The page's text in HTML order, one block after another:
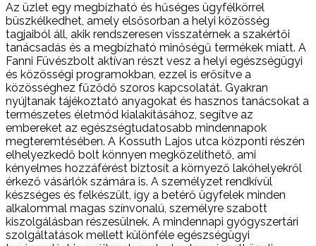
Az üzlet egy megbízható és hűséges ügyfélkörrel
büszkélkedhet, amely elsősorban a helyi közösség
tagjaiból áll, akik rendszeresen visszatérnek a szakértői
tanácsadás és a megbízható minőségű termékek miatt. A
Fanni Füvészbolt aktívan részt vesz a helyi egészségügyi
és közösségi programokban, ezzel is erősítve a
közösséghez fűződő szoros kapcsolatát. Gyakran
nyújtanak tájékoztató anyagokat és hasznos tanácsokat a
természetes életmód kialakításához, segítve az
embereket az egészségtudatosabb mindennapok
megteremtésében. A Kossuth Lajos utca központi részén
elhelyezkedő bolt könnyen megközelíthető, ami
kényelmes hozzáférést biztosít a környező lakóhelyekről
érkező vásárlók számára is. A személyzet rendkívül
készséges és felkészült, így a betérő ügyfelek minden
alkalommal magas színvonalú, személyre szabott
kiszolgálásban részesülnek. A mindennapi gyógyszertári
szolgáltatások mellett különféle egészségügyi